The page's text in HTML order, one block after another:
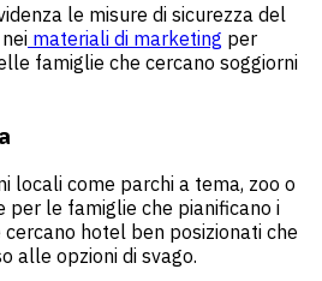
le misure di sicurezza del
materiali di marketing per
famiglie che cercano soggiorni
locali come parchi a tema, zoo o
per le famiglie che pianificano i
hotel ben posizionati che
alle opzioni di svago.